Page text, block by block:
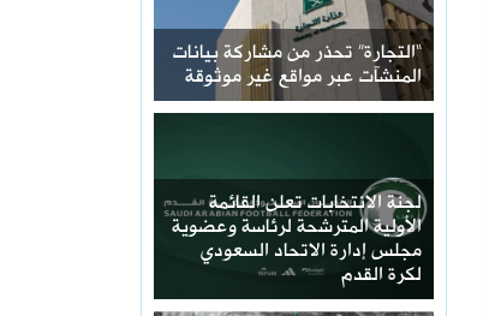
“التجارة” تحذر من مشاركة بيانات
المنشآت عبر مواقع غير موثوقة
‏لجنة الانتخابات تعلن القائمة
الأولية المترشحة لرئاسة وعضوية
مجلس إدارة الاتحاد السعودي
لكرة القدم